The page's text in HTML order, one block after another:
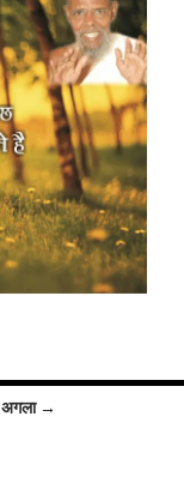
अगला →